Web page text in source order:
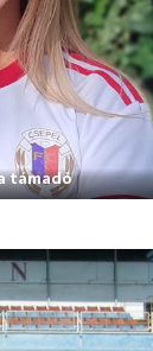
támadó